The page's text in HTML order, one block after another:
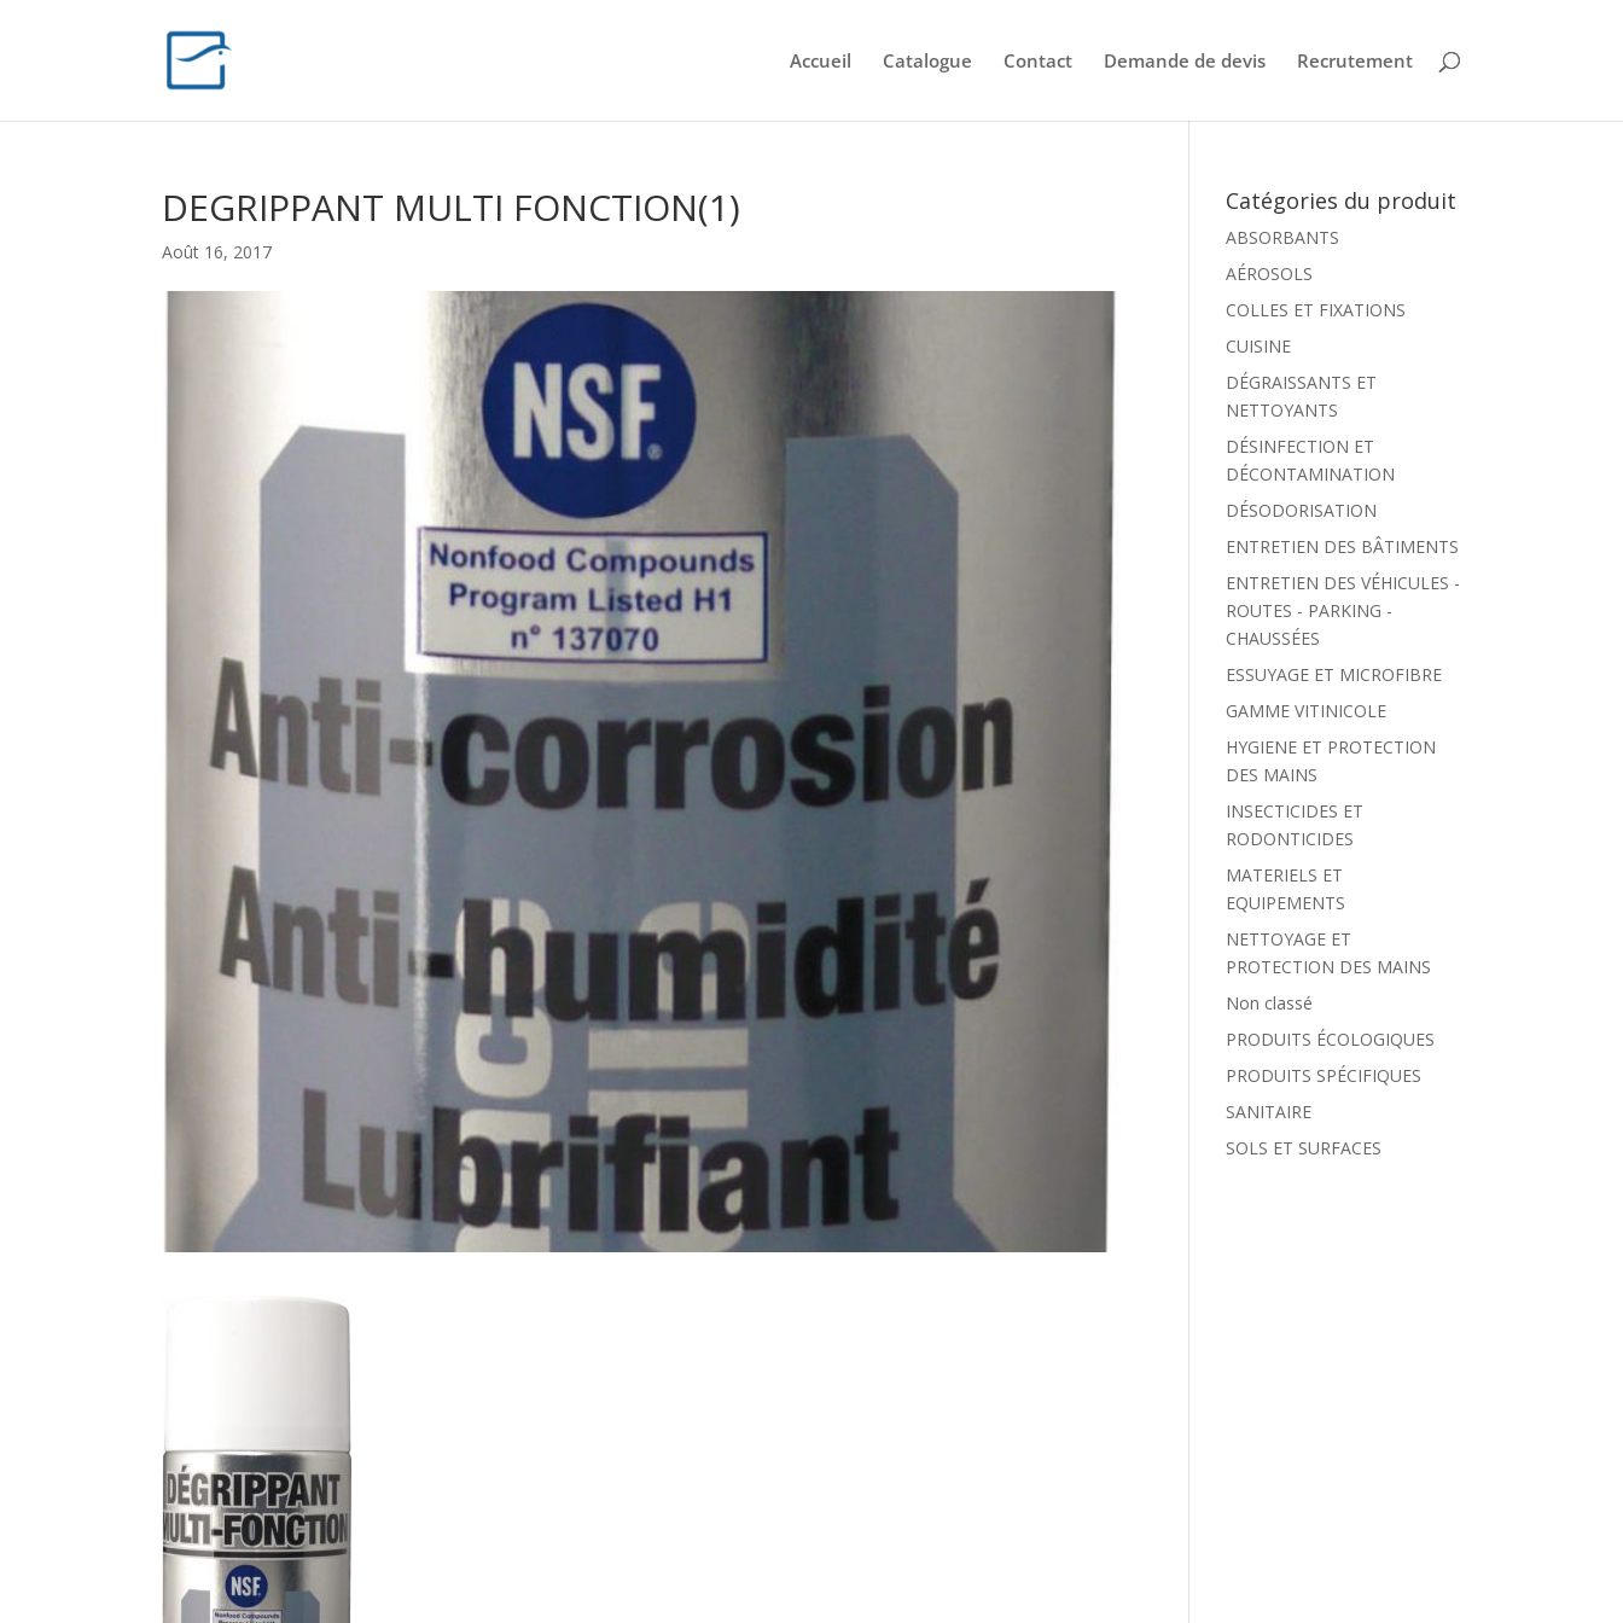
Accueil Catalogue Contact Demande de devis Recrutement
DEGRIPPANT MULTI FONCTION(1)
Août 16, 2017
Catégories du produit
ABSORBANTS
AÉROSOLS
COLLES ET FIXATIONS
CUISINE
DÉGRAISSANTS ET
NETTOYANTS
DÉSINFECTION ET
DÉCONTAMINATION
DÉSODORISATION
ENTRETIEN DES BÂTIMENTS
ENTRETIEN DES VÉHICULES -
ROUTES - PARKING -
CHAUSSÉES
ESSUYAGE ET MICROFIBRE
GAMME VITINICOLE
HYGIENE ET PROTECTION
DES MAINS
INSECTICIDES ET
RODONTICIDES
MATERIELS ET
EQUIPEMENTS
NETTOYAGE ET
PROTECTION DES MAINS
Non classé
PRODUITS ÉCOLOGIQUES
PRODUITS SPÉCIFIQUES
SANITAIRE
SOLS ET SURFACES